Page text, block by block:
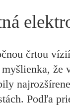
črtou
že
Podľa